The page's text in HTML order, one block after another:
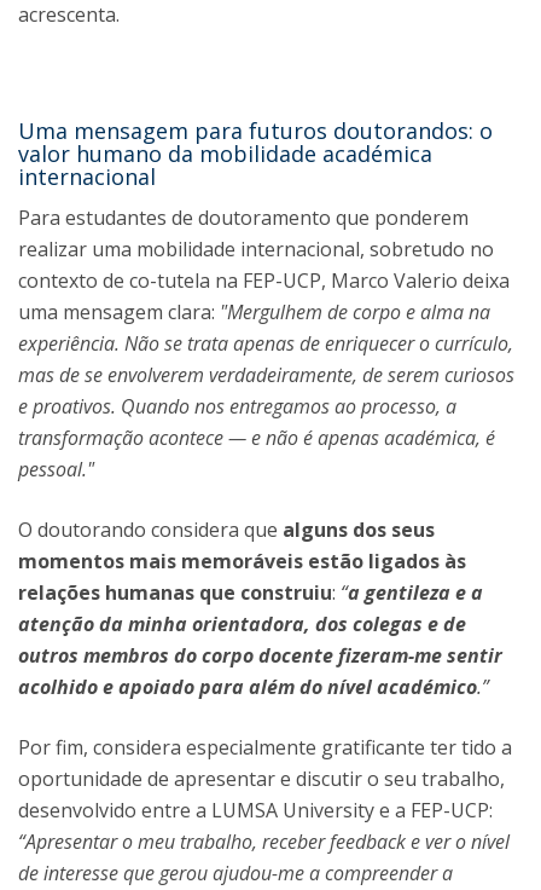
acrescenta.
Uma mensagem para futuros doutorandos: o
valor humano da mobilidade académica
internacional
Para estudantes de doutoramento que ponderem
realizar uma mobilidade internacional, sobretudo no
contexto de co-tutela na FEP-UCP, Marco Valerio deixa
uma mensagem clara: "Mergulhem de corpo e alma na
experiência. Não se trata apenas de enriquecer o currículo,
mas de se envolverem verdadeiramente, de serem curiosos
e proativos. Quando nos entregamos ao processo, a
transformação acontece — e não é apenas académica, é
pessoal."
O doutorando considera que alguns dos seus
momentos mais memoráveis estão ligados às
relações humanas que construiu: “agentileza e a
atenção da minha orientadora, dos colegas e de
outros membros do corpo docentefizeram-me sentir
acolhido e apoiado para além do nível académico.”
Por fim, considera especialmente gratificante ter tido a
oportunidade de apresentar e discutir o seu trabalho,
desenvolvido entre a LUMSA University e a FEP-UCP:
“Apresentar o meu trabalho, receber feedback e ver o nível
de interesse que gerou ajudou-me a compreender a